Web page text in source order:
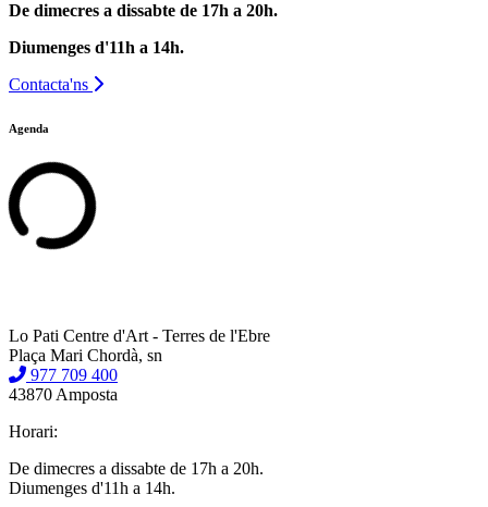
De dimecres a dissabte de 17h a 20h.
Diumenges d'11h a 14h.
Contacta'ns
Agenda
Lo Pati Centre d'Art - Terres de l'Ebre
Plaça Mari Chordà, sn
977 709 400
43870 Amposta
Horari:
De dimecres a dissabte de 17h a 20h.
Diumenges d'11h a 14h.